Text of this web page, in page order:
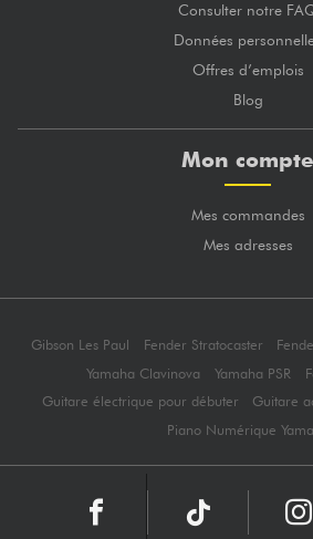
Consulter notre
Données
Offres d’emplois
Blog
Mon compte
Mes commandes
Mes adresses
Gibson Les Paul Fender Stratocaster
Yamaha Clavinova
Yamaha PSR
Guitare électrique pour débuter
Guitare
Piano Numérique